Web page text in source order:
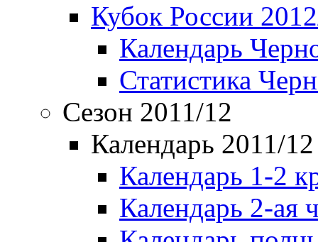
Кубок России
Календарь
Статистика
Сезон 2011/12
Календарь 2011/12
Календарь 1-2
Календарь 2-ая